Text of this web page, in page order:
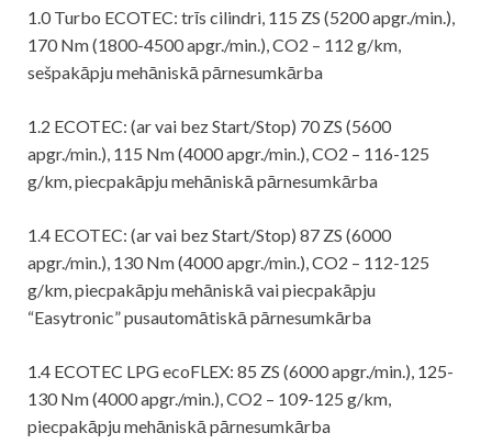
1.0 Turbo ECOTEC: trīs cilindri, 115 ZS (5200 apgr./min.),
170 Nm (1800-4500 apgr./min.), CO2 – 112 g/km,
sešpakāpju mehāniskā pārnesumkārba
1.2 ECOTEC: (ar vai bez Start/Stop) 70 ZS (5600
apgr./min.), 115 Nm (4000 apgr./min.), CO2 – 116-125
g/km, piecpakāpju mehāniskā pārnesumkārba
1.4 ECOTEC: (ar vai bez Start/Stop) 87 ZS (6000
apgr./min.), 130 Nm (4000 apgr./min.), CO2 – 112-125
g/km, piecpakāpju mehāniskā vai piecpakāpju
“Easytronic” pusautomātiskā pārnesumkārba
1.4 ECOTEC LPG ecoFLEX: 85 ZS (6000 apgr./min.), 125-
130 Nm (4000 apgr./min.), CO2 – 109-125 g/km,
piecpakāpju mehāniskā pārnesumkārba